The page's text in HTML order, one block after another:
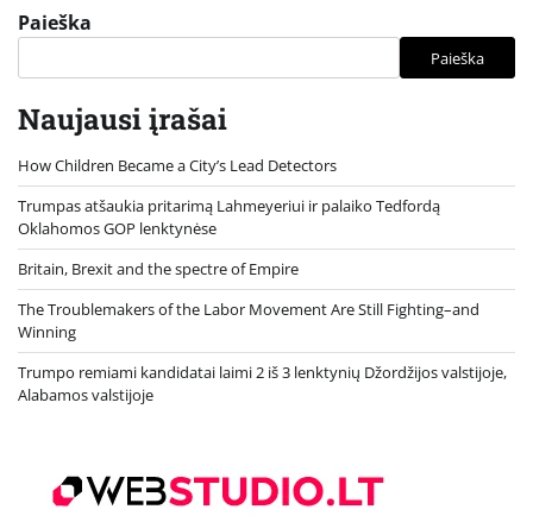
Paieška
Paieška
Naujausi įrašai
How Children Became a City’s Lead Detectors
Trumpas atšaukia pritarimą Lahmeyeriui ir palaiko Tedfordą
Oklahomos GOP lenktynėse
Britain, Brexit and the spectre of Empire
The Troublemakers of the Labor Movement Are Still Fighting–and
Winning
Trumpo remiami kandidatai laimi 2 iš 3 lenktynių Džordžijos valstijoje,
Alabamos valstijoje